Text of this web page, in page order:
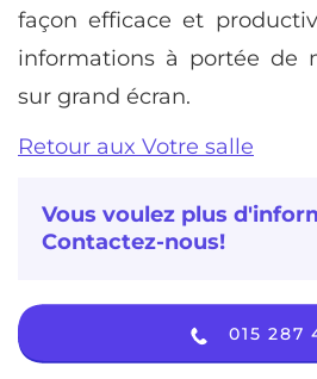
façon efficace et
informations à portée de
sur grand écran.
Retour aux Votre salle
Vous voulez plus
Contactez-nous!
015 287